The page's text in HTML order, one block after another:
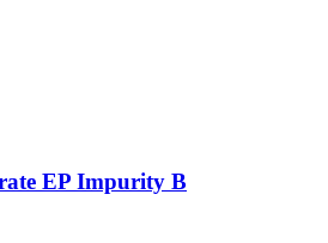
EP Impurity B